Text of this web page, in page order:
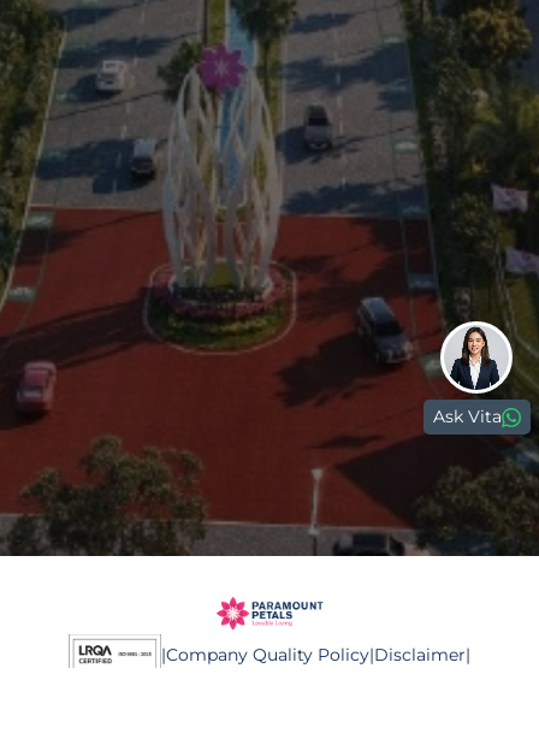
Residential
Commercial
0813 999 08 999
(021) 59999999
digitalcare@paramount-land.com
Marketing Gallery Petals
Jl. Boulevard Sakura No. 9, Tangerang
15810, Banten - Indonesia
Ask Vita
|Company Quality Policy|Disclaimer|